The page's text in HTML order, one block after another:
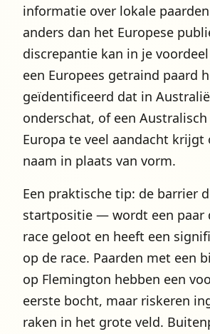
informatie over lokale
anders dan het Europese
discrepantie kan in je
een Europees getraind paard
geïdentificeerd dat in
onderschat, of een
Europa te veel aandacht krijgt
naam in plaats van vorm.
Een praktische tip: de barrier
startpositie — wordt een paar
race geloot en heeft een
op de race. Paarden met een
op Flemington hebben een
eerste bocht, maar riskeren
raken in het grote veld.